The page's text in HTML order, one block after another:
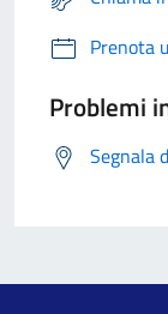
Prenota
Problemi
Segnala